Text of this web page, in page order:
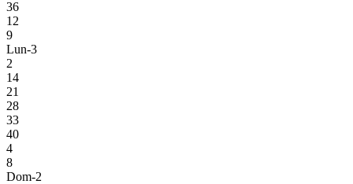
36
12
9
Lun-3
2
14
21
28
33
40
4
8
Dom-2